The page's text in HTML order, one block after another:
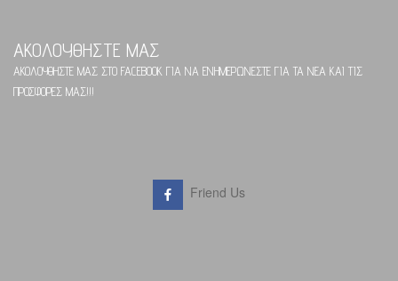
ΑΚΟΛΟΥΘΗΣΤΕ ΜΑΣ
ΑΚΟΛΟΥΘΗΣΤΕ ΜΑΣ ΣΤΟ FACEBOOK ΓΙΑ ΝΑ ΕΝΗΜΕΡΩΝΕΣΤΕ ΓΙΑ ΤΑ ΝΕΑ ΚΑΙ ΤΙΣ
ΠΡΟΣΦΟΡΕΣ ΜΑΣ!!!
Friend Us